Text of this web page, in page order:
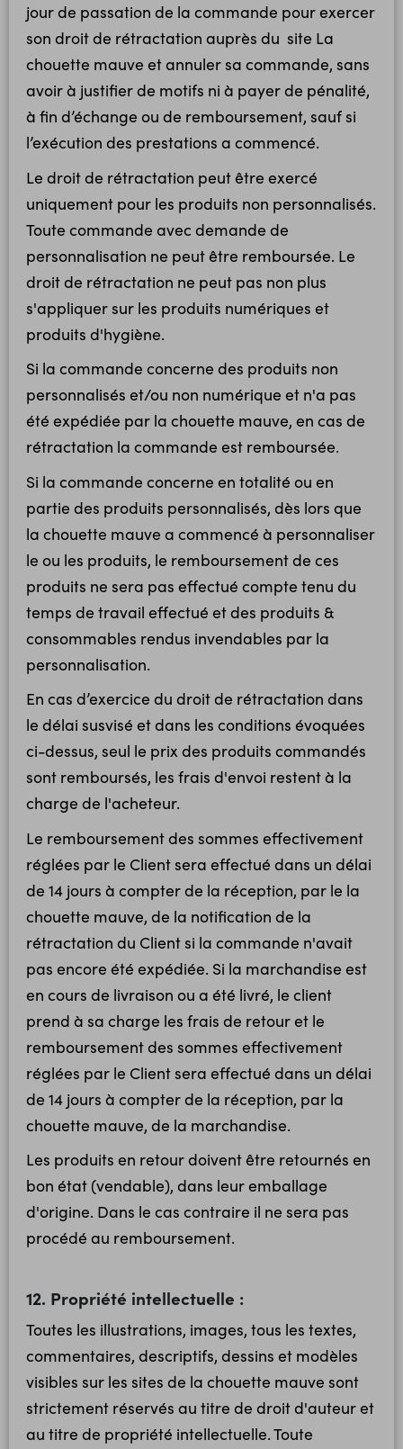
jour de passation de la commande pour exercer
son droit de rétractation auprès du site La
chouette mauve et annuler sa commande, sans
avoir à justifier de motifs ni à payer de pénalité,
à fin d’échange ou de remboursement, sauf si
l’exécution des prestations a commencé.
Le droit de rétractation peut être exercé
uniquement pour les produits non personnalisés.
Toute commande avec demande de
personnalisation ne peut être remboursée. Le
droit de rétractation ne peut pas non plus
s'appliquer sur les produits numériques et
produits d'hygiène.
Si la commande concerne des produits non
personnalisés et/ou non numérique et n'a pas
été expédiée par la chouette mauve, en cas de
rétractation la commande est remboursée.
Si la commande concerne en totalité ou en
partie des produits personnalisés, dès lors que
la chouette mauve a commencé à personnaliser
le ou les produits, le remboursement de ces
produits ne sera pas effectué compte tenu du
temps de travail effectué et des produits &
consommables rendus invendables par la
personnalisation.
En cas d’exercice du droit de rétractation dans
le délai susvisé et dans les conditions évoquées
ci-dessus, seul le prix des produits commandés
sont remboursés, les frais d'envoi restent à la
charge de l'acheteur.
Le remboursement des sommes effectivement
réglées par le Client sera effectué dans un délai
de 14 jours à compter de la réception, par le la
chouette mauve, de la notification de la
rétractation du Client si la commande n'avait
pas encore été expédiée. Si la marchandise est
en cours de livraison ou a été livré, le client
prend à sa charge les frais de retour et le
remboursement des sommes effectivement
réglées par le Client sera effectué dans un délai
de 14 jours à compter de la réception, par la
chouette mauve, de la marchandise.
Les produits en retour doivent être retournés en
bon état (vendable), dans leur emballage
d'origine. Dans le cas contraire il ne sera pas
procédé au remboursement.
12. Propriété intellectuelle :
Toutes les illustrations, images, tous les textes,
commentaires, descriptifs, dessins et modèles
visibles sur les sites de la chouette mauve sont
strictement réservés au titre de droit d'auteur et
au titre de propriété intellectuelle. Toute